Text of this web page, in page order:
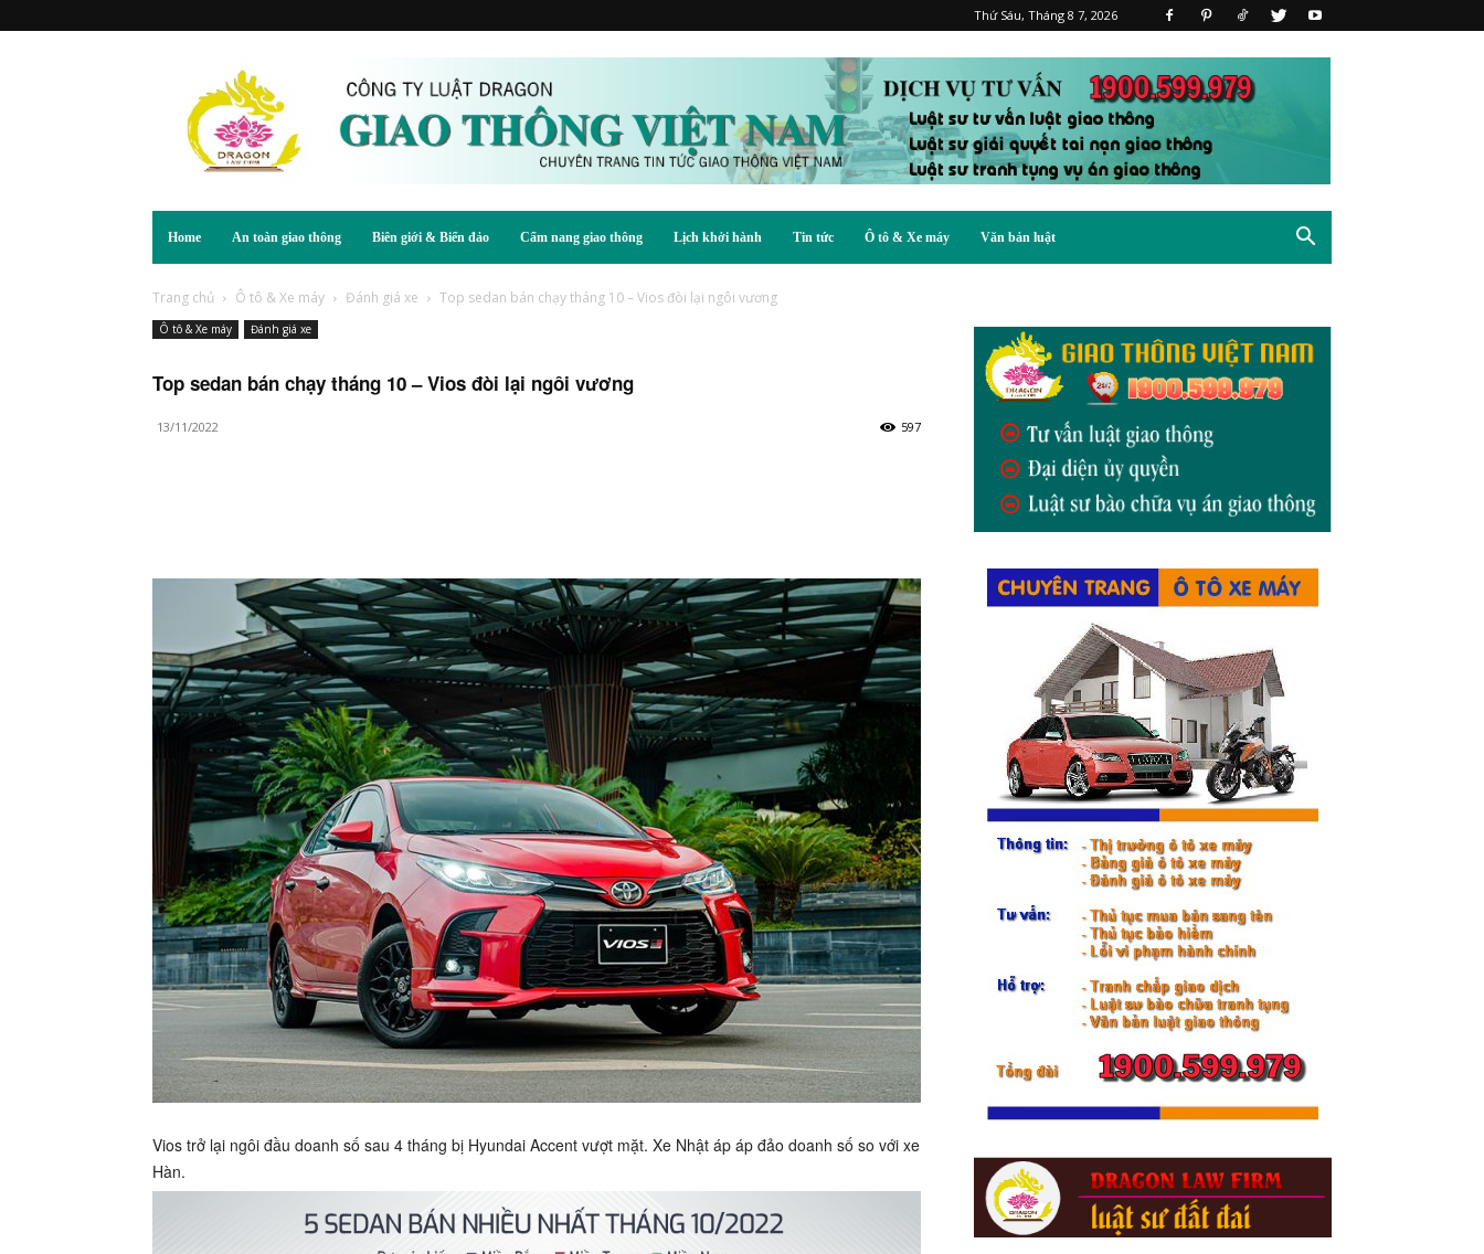
Thứ Sáu, Tháng 8 7, 2026
Home An toàn giao thông Biên giới & Biển đảo Cẩm nang giao thông Lịch khởi hành Tin tức Ô tô & Xe máy Văn bản luật
Trang chủ Ô tô & Xe máy Đánh giá xe Top sedan bán chạy tháng 10 – Vios đòi lại ngôi vương
Ô tô & Xe máy Đánh giá xe
Top sedan bán chạy tháng 10 – Vios đòi lại ngôi vương
13/11/2022 597
Vios trở lại ngôi đầu doanh số sau 4 tháng bị Hyundai Accent vượt mặt. Xe Nhật áp áp đảo doanh số so với xe
Hàn.